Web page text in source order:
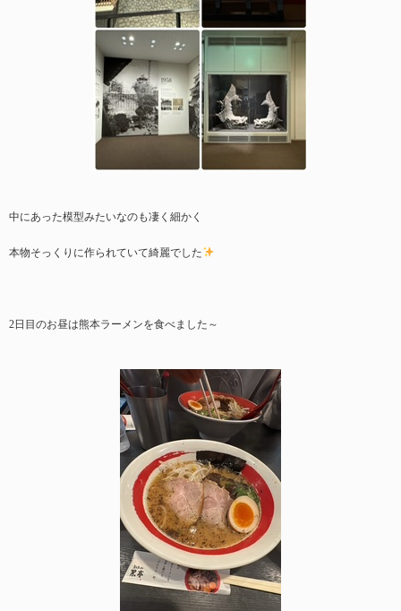
中にあった模型みたいなのも凄く細かく
本物そっくりに作られていて綺麗でした
2日目のお昼は熊本ラーメンを食べました～